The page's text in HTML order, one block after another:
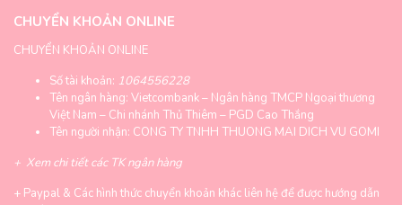
CHUYỂN KHOẢN ONLINE
CHUYỂN KHOẢN ONLINE
Số tài khoản: 1064556228
Tên ngân hàng: Vietcombank – Ngân hàng TMCP Ngoại thương
Việt Nam – Chi nhánh Thủ Thiêm – PGD Cao Thắng
Tên người nhận: CONG TY TNHH THUONG MAI DICH VU GOMI
+ Xem chi tiết các TK ngân hàng
+ Paypal & Các hình thức chuyển khoản khác liên hệ để được hướng dẫn